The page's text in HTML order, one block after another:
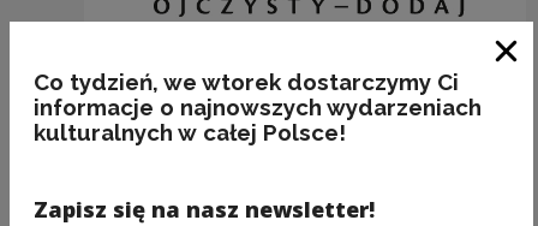
Co tydzień, we wtorek dostarczymy Ci
informacje o najnowszych wydarzeniach
kulturalnych w całej Polsce!
Zapisz się na nasz newsletter!